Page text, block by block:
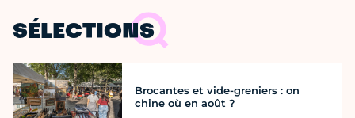
SÉLECTIONS
Brocantes et vide-greniers : on
chine où en août ?